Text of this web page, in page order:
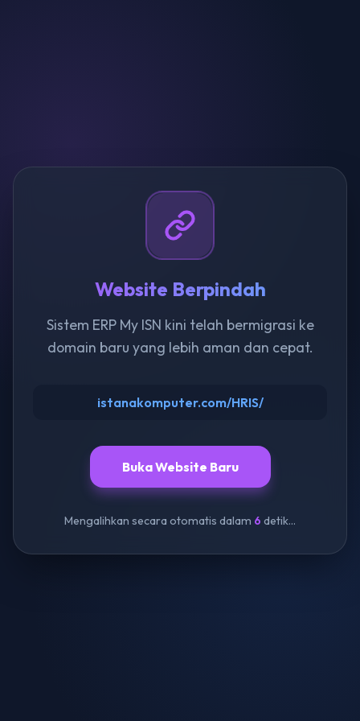
Website Berpindah
Sistem ERP My ISN kini telah bermigrasi ke
domain baru yang lebih aman dan cepat.
istanakomputer.com/HRIS/
Buka Website Baru
Mengalihkan secara otomatis dalam 6 detik...